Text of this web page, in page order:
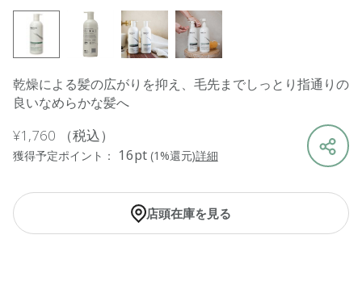
乾燥による髪の広がりを抑え、毛先までしっとり指通りの
良いなめらかな髪へ
¥1,760 （税込）
獲得予定ポイント： 16pt (1%還元)詳細
店頭在庫を見る